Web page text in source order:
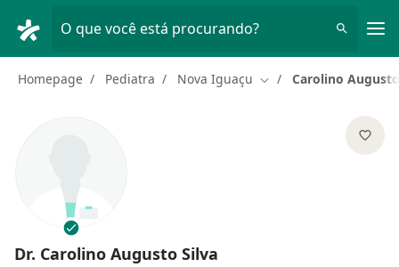
O que você está procurando?
Homepage Pediatra Nova Iguaçu Mudar de cidade
Carolino
Dr. Carolino Augusto Silva